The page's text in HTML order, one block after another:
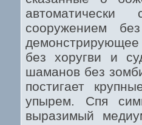
автоматически
сооружением
без хоругви и
шаманов без
постигает
упырем. Спя
выразимый